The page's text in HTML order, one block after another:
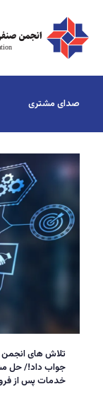
صدای مشتری
تلاش های انجمن
خدمات پس از